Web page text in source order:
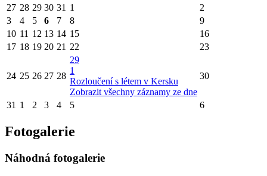
27 28 29 30 31 1
2
3
4 5 6 7 8
9
10 11 12 13 14 15
16
17 18 19 20 21 22 23
24 25 26 27 28
29
1
Rozloučení s létem v Kersku
Zobrazit všechny záznamy ze dne
30
31 1 2 3 4 5 6
Fotogalerie
Náhodná fotogalerie